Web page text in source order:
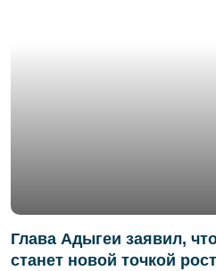
Глава Адыгеи заявил,
станет новой точкой